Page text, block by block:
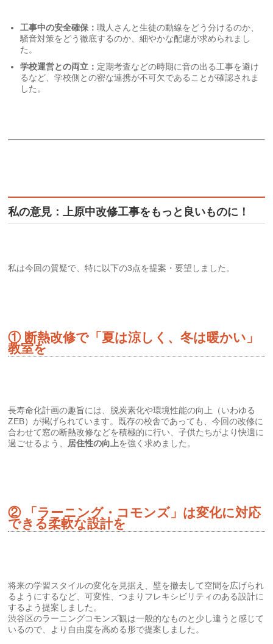
工事中の安全確保：職人さんと生徒の動線をどう分けるのか、
騒音対策をどう徹底するのか、細やかな配慮が求められまし
た。
学校運営との両立： 定期考査などの時期に音の出る工事を避け
るなど、学校側との密な連携が不可欠であることが確認されま
した。
私の意見：上原中改修工事をもっと良いものに！
私は今回の質疑で、特に以下の3点を提案・要望しました。
① 断熱改修で「夏は涼しく、冬は暖かい」
教室を
長寿命化計画の趣旨には、脱炭素化や環境性能の向上（いわゆる
ZEB）が掲げられています。既存の校舎であっても、今回の改修に
合わせて窓の断熱改修などを積極的に行い、子供たちがより快適に
過ごせるよう、 居住性の向上を強く求めました。
② 「ラーニング・コモンズ」は変化に対応
できる柔軟な設計を
将来の学習スタイルの変化を見据え、壁を撤去して空間を広げられ
るようにするなど、可変性、つまりフレキシビリティのある設計に
するよう提案しました。
渋谷区のラーニングコモンズ観は一般的なものと少し違うと感じて
いるので、より自由度を高める形で提案しました。